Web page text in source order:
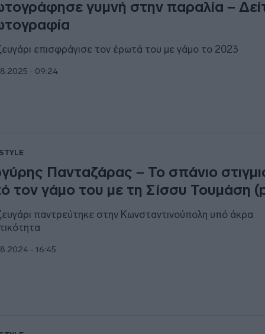
γυμνή στην παραλία –
επισφράγισε τον έρωτά του με γάμο το 2023
- 09:24
Πανταζάρας – Το σπάνιο
τον γάμο του με τη Σίσσυ Τουμάση
παντρεύτηκε στην Κωνσταντινούπολη υπό άκρα
- 16:45